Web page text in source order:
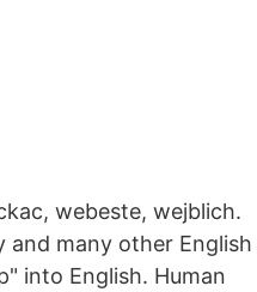
webeste, wejblich.
many other English
into English. Human